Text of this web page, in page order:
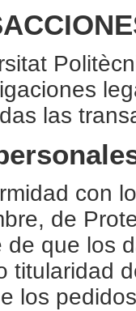
las
con
de
de que los
titularidad
los